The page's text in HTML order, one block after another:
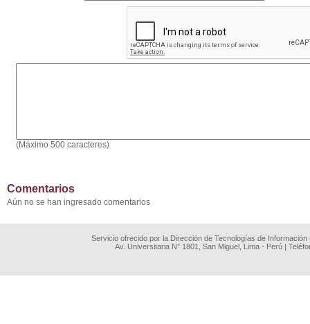
(Máximo 500 caracteres)
Comentarios
Aún no se han ingresado comentarios
Servicio ofrecido por la Dirección de Tecnologías de
Av. Universitaria N° 1801, San Miguel, Lima - Perú |